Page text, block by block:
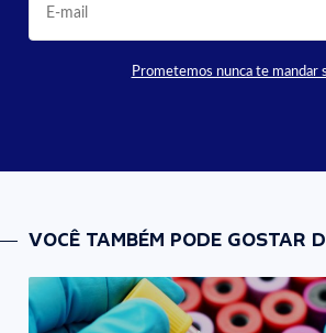
Prometemos nunca te mandar
VOCÊ TAMBÉM PODE GOSTAR